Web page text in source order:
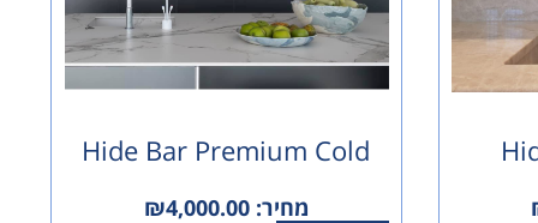
Hide Bar Premium Cold
מחיר: ₪4,000.00